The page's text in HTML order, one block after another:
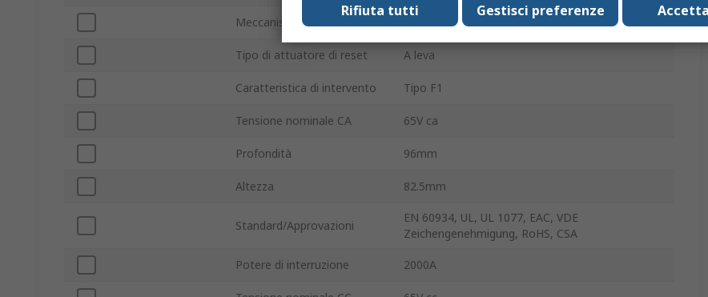
Meccanismo d'intervento Magnetotermico
Tipo di attuatore di reset A leva
Caratteristica di intervento Tipo F1
Tensione nominale CA 65V ca
Profondità 96mm
Altezza 82.5mm
Standard/Approvazioni
EN 60934, UL, UL 1077, EAC, VDE
Zeichengenehmigung, RoHS, CSA
Potere di interruzione 2000A
Gestisci preferenze
Rifiuta tutti